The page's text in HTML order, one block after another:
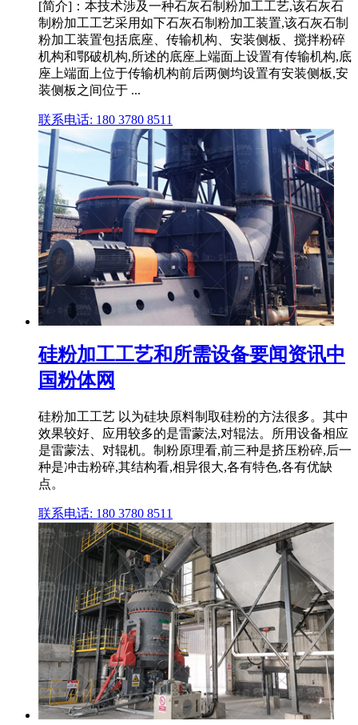
[简介]：本技术涉及一种石灰石制粉加工工艺,该石灰石
制粉加工工艺采用如下石灰石制粉加工装置,该石灰石制
粉加工装置包括底座、传输机构、安装侧板、搅拌粉碎
机构和鄂破机构,所述的底座上端面上设置有传输机构,底
座上端面上位于传输机构前后两侧均设置有安装侧板,安
装侧板之间位于 ...
联系电话: 180 3780 8511
硅粉加工工艺和所需设备要闻资讯中
国粉体网
硅粉加工工艺 以为硅块原料制取硅粉的方法很多。其中
效果较好、应用较多的是雷蒙法,对辊法。所用设备相应
是雷蒙法、对辊机。制粉原理看,前三种是挤压粉碎,后一
种是冲击粉碎,其结构看,相异很大,各有特色,各有优缺
点。
联系电话: 180 3780 8511